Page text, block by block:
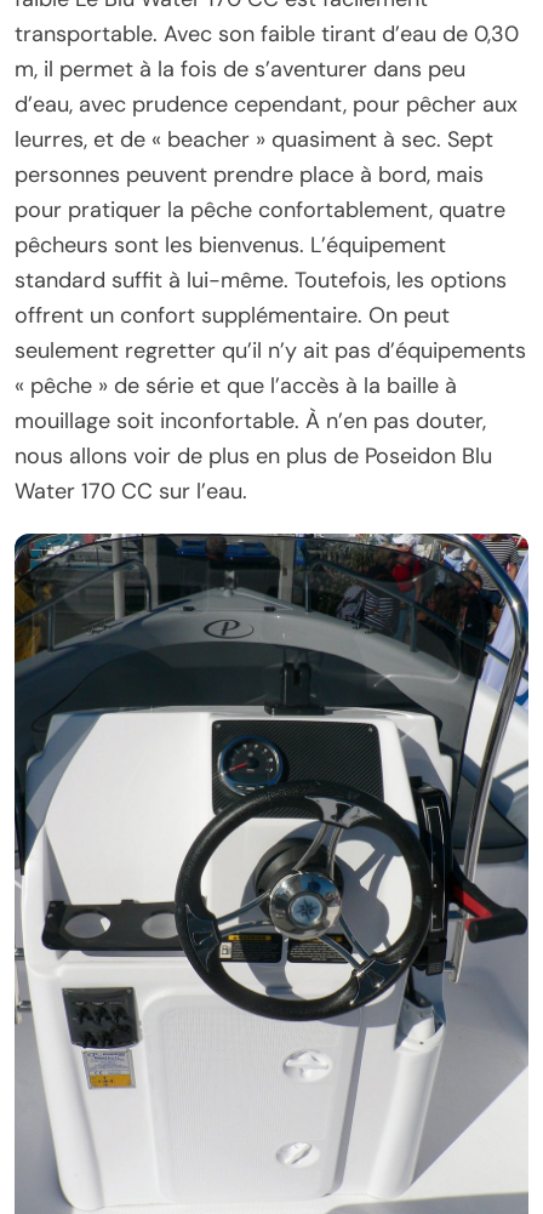
transportable. Avec son faible tirant d’eau de 0,30
m, il permet à la fois de s’aventurer dans peu
d’eau, avec prudence cependant, pour pêcher aux
leurres, et de « beacher » quasiment à sec. Sept
personnes peuvent prendre place à bord, mais
pour pratiquer la pêche confortablement, quatre
pêcheurs sont les bienvenus. L’équipement
standard suffit à lui-même. Toutefois, les options
offrent un confort supplémentaire. On peut
seulement regretter qu’il n’y ait pas d’équipements
« pêche » de série et que l’accès à la baille à
mouillage soit inconfortable. À n’en pas douter,
nous allons voir de plus en plus de Poseidon Blu
Water 170 CC sur l’eau.